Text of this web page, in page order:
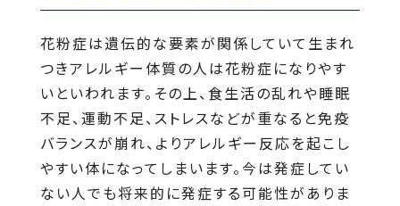
花粉症は遺伝的な要素が関係していて生まれ
つきアレルギー体質の人は花粉症になりやす
いといわれます。その上、食生活の乱れや睡眠
不足、運動不足、ストレスなどが重なると免疫
バランスが崩れ、よりアレルギー反応を起こし
やすい体になってしまいます。今は発症してい
ない人でも将来的に発症する可能性がありま